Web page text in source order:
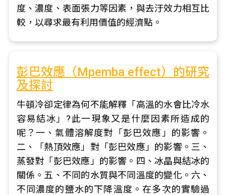
度、濃度、表面張力等因素，與去汙效力相互比
較，以尋求最有利用價值的經濟點。
彭巴效應（Mpemba effect）的研究
及探討
牛頓冷卻定律為何不能解釋「高溫的水會比冷水
容易結冰」?此一現象又是什麼因素所造成的
呢？一、氣體溶解度對「彭巴效應」的影響。
二、「熱頂效應」對「彭巴效應」的影響。三、
蒸發對「彭巴效應」的影響。四、冰晶與結冰的
關係。五、不同的水質與不同溫度的變化。六、
不同濃度的鹽水的下降溫度。在多次的實驗過